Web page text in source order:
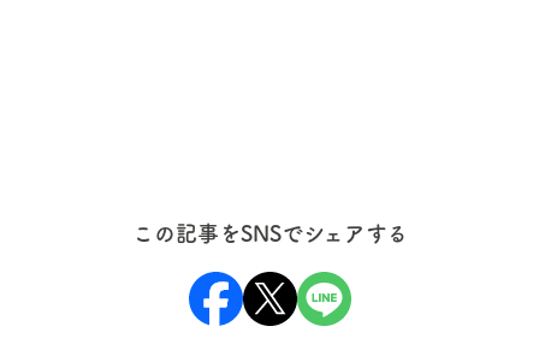
この記事をSNSでシェアする